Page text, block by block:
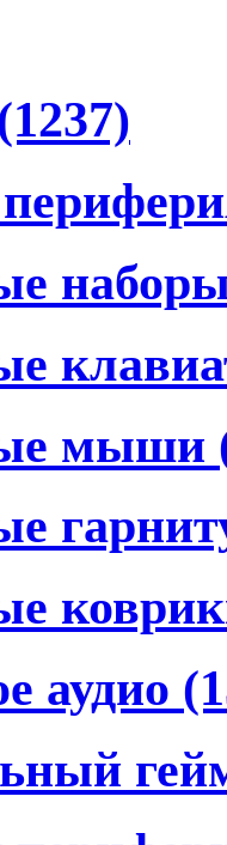
мыши
аудио